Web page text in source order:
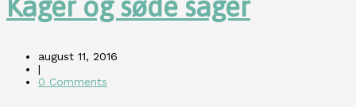
august 11, 2016
|
0 Comments